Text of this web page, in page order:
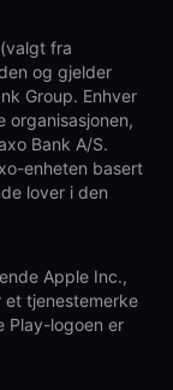
fra
og gjelder
Group. Enhver
organisasjonen,
Bank A/S.
enheten basert
lover i den
Apple Inc.,
et tjenestemerke
Play-logoen er